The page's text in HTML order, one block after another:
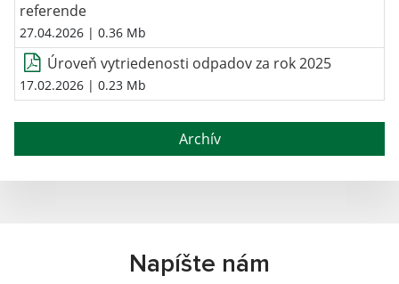
referende
27.04.2026 | 0.36 Mb
Úroveň vytriedenosti odpadov za rok 2025
17.02.2026 | 0.23 Mb
Archív
Napíšte nám